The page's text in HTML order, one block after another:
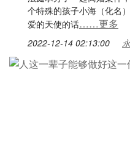
个特殊的孩子小海（化名
爱的天使的话……更多
2022-12-14 02:13:00